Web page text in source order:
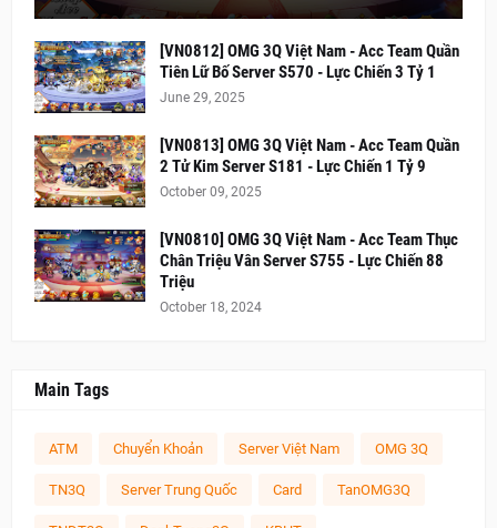
[VN0812] OMG 3Q Việt Nam - Acc Team Quần
Tiên Lữ Bố Server S570 - Lực Chiến 3 Tỷ 1
June 29, 2025
[VN0813] OMG 3Q Việt Nam - Acc Team Quần
2 Tử Kim Server S181 - Lực Chiến 1 Tỷ 9
October 09, 2025
[VN0810] OMG 3Q Việt Nam - Acc Team Thục
Chân Triệu Vân Server S755 - Lực Chiến 88
Triệu
October 18, 2024
Main Tags
ATM Chuyển Khoản Server Việt Nam OMG 3Q
TN3Q Server Trung Quốc Card TanOMG3Q